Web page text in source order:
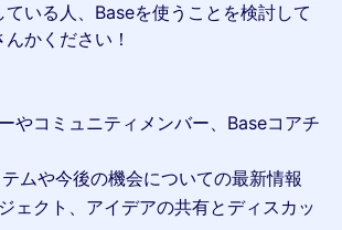
ている人、Baseを使うことを検討して
かください！
やコミュニティメンバー、Baseコアチ
ムや今後の機会についての最新情報
ェクト、アイデアの共有とディスカッ